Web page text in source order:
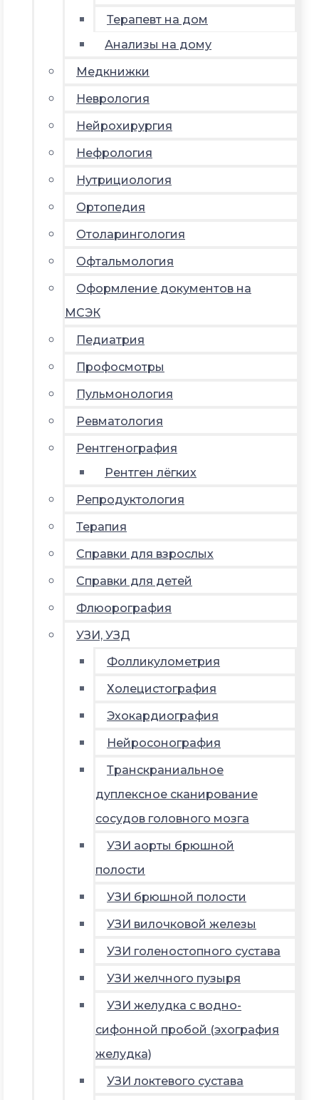
Терапевт на дом
Анализы на дому
Медкнижки
Неврология
Нейрохирургия
Нефрология
Нутрициология
Ортопедия
Отоларингология
Офтальмология
Оформление документов на
МСЭК
Педиатрия
Профосмотры
Пульмонология
Ревматология
Рентгенография
Рентген лёгких
Репродуктология
Терапия
Справки для взрослых
Справки для детей
Флюорография
УЗИ, УЗД
Фолликулометрия
Холецистография
Эхокардиография
Нейросонография
Транскраниальное
дуплексное сканирование
сосудов головного мозга
УЗИ аорты брюшной
полости
УЗИ брюшной полости
УЗИ вилочковой железы
УЗИ голеностопного сустава
УЗИ желчного пузыря
УЗИ желудка с водно-
сифонной пробой (эхография
желудка)
УЗИ локтевого сустава